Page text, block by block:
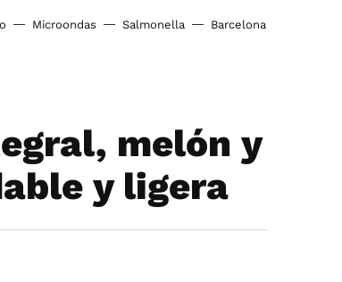
Microondas Salmonella Barcelona
melón y
y ligera